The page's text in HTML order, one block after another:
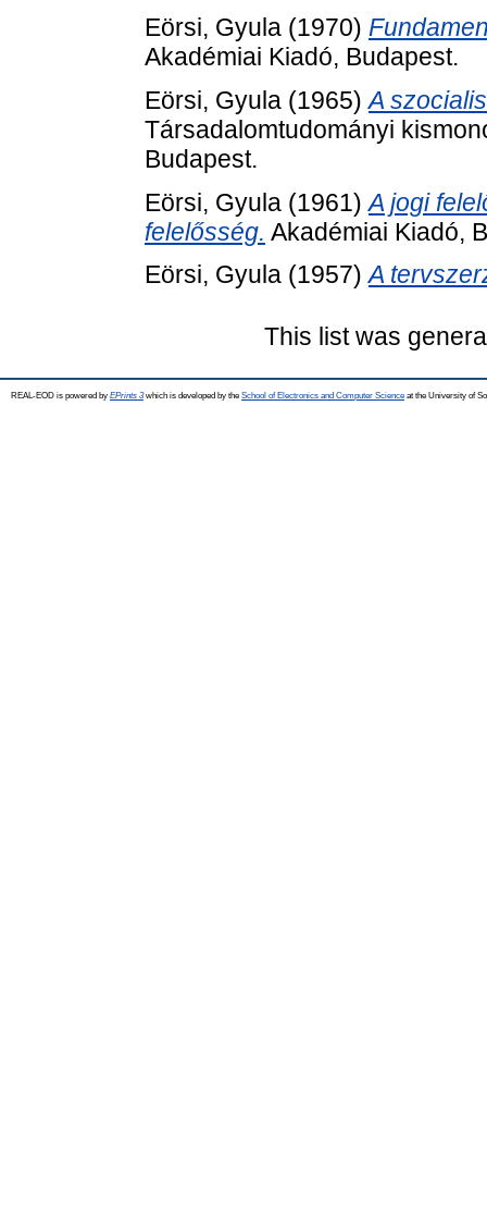
Eörsi, Gyula (1970)
Akadémiai Kiadó, Budapest.
Eörsi, Gyula (1965)A
Társadalomtudományi
Budapest.
Eörsi, Gyula (1961)A jogi
felelősség. Akadémiai Kiadó,
Eörsi, Gyula (1957)A
This list was
REAL-EOD is powered by EPrints 3which is developed by the School of Electronics and Computer Science at the University of